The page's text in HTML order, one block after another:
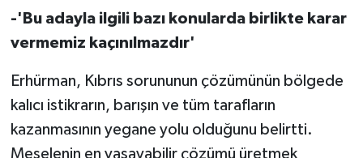
-'Bu adayla ilgili bazı konularda birlikte karar
vermemiz kaçınılmazdır'
Erhürman, Kıbrıs sorununun çözümünün bölgede
kalıcı istikrarın, barışın ve tüm tarafların
kazanmasının yegane yolu olduğunu belirtti.
Meselenin en yaşayabilir çözümü üretmek